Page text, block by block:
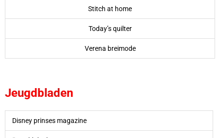
Stitch at home
Today’s quilter
Verena breimode
Jeugdbladen
Disney prinses magazine